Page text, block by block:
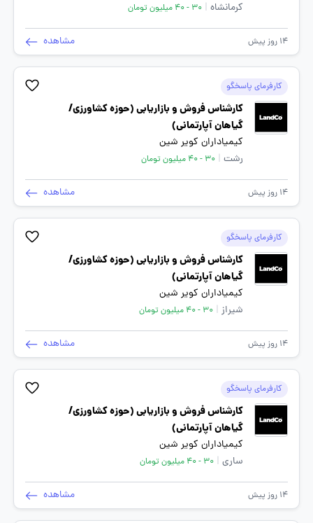
کرمانشاه | 30 - 40 میلیون تومان
14 روز پیش مشاهده
کارفرمای پاسخگو
کارشناس فروش و بازاریابی (حوزه کشاورزی/
گیاهان آپارتمانی)
کیمیاداران کویر شین
رشت | 30 - 40 میلیون تومان
14 روز پیش مشاهده
کارفرمای پاسخگو
کارشناس فروش و بازاریابی (حوزه کشاورزی/
گیاهان آپارتمانی)
کیمیاداران کویر شین
شیراز | 30 - 40 میلیون تومان
14 روز پیش مشاهده
کارفرمای پاسخگو
کارشناس فروش و بازاریابی (حوزه کشاورزی/
گیاهان آپارتمانی)
کیمیاداران کویر شین
ساری | 30 - 40 میلیون تومان
14 روز پیش مشاهده